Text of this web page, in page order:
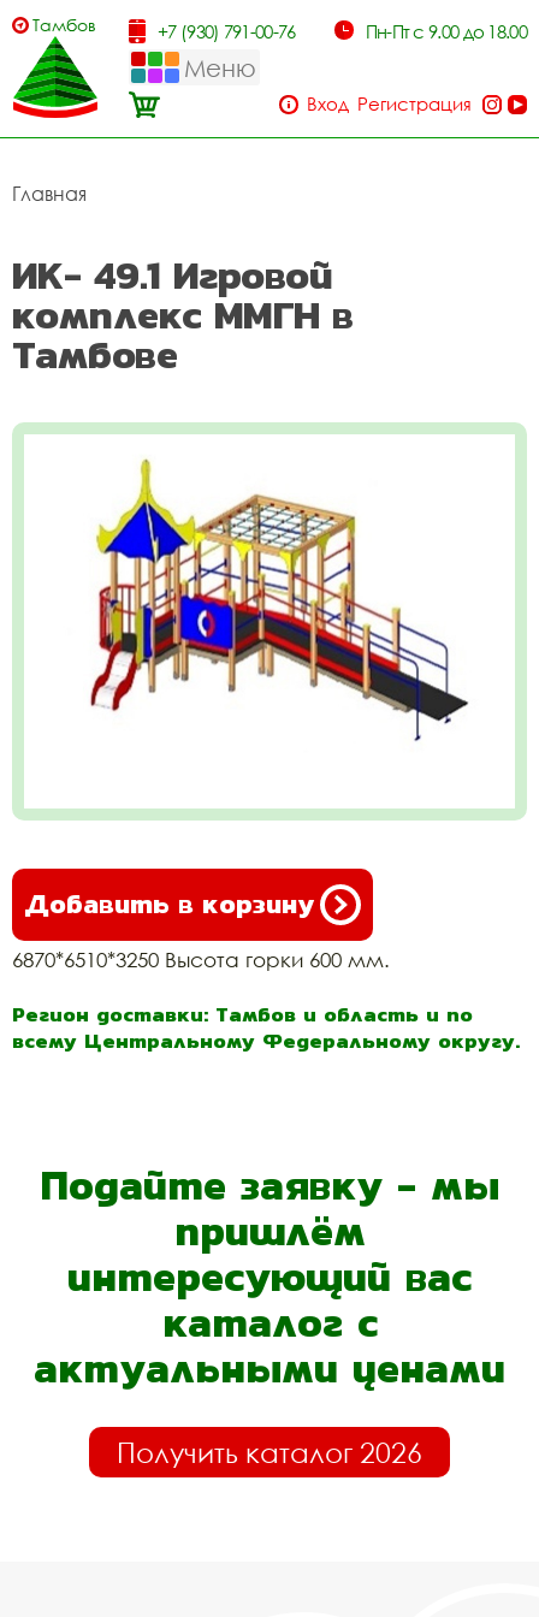
Тамбов +7 (930) 791-00-76 Пн-Пт с 9.00 до 18.00
Меню
Вход Регистрация
Главная
ИК- 49.1 Игровой
комплекс ММГН в
Тамбове
Добавить в корзину
6870*6510*3250 Высота горки 600 мм.
Регион доставки: Тамбов и область и по
всему Центральному Федеральному округу.
Подайте заявку - мы
пришлём
интересующий вас
каталог с
актуальными ценами
Получить каталог 2026